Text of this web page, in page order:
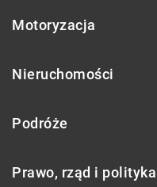
Motoryzacja
Nieruchomości
Podróże
Prawo, rząd i polityka